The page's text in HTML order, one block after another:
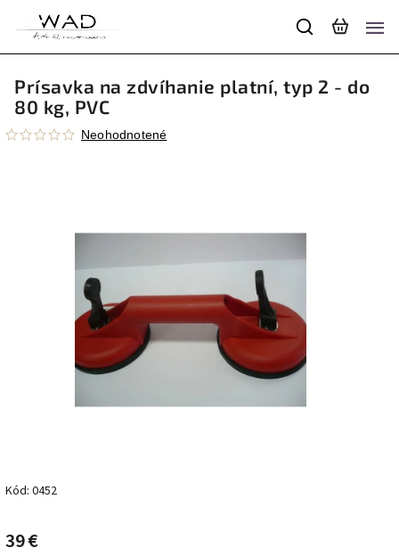
Prísavka na zdvíhanie platní, typ 2 - do
80 kg, PVC
Neohodnotené
Kód: 0452
39 €